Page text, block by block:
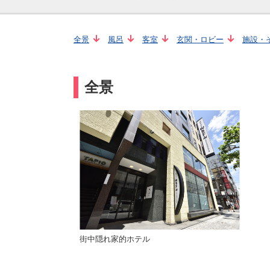
全景 風呂 客室 玄関・ロビー 施設・
全景
街中隠れ家的ホテル